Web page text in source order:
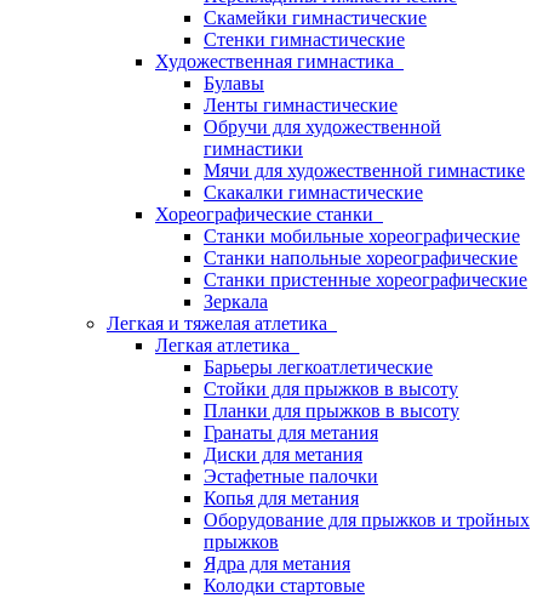
Скамейки гимнастические
Стенки гимнастические
Художественная гимнастика
Булавы
Ленты гимнастические
Обручи для художественной
гимнастики
Мячи для художественной гимнастике
Скакалки гимнастические
Хореографические станки
Станки мобильные хореографические
Станки напольные хореографические
Станки пристенные хореографические
Зеркала
Легкая и тяжелая атлетика
Легкая атлетика
Барьеры легкоатлетические
Стойки для прыжков в высоту
Планки для прыжков в высоту
Гранаты для метания
Диски для метания
Эстафетные палочки
Копья для метания
Оборудование для прыжков и тройных
прыжков
Ядра для метания
Колодки стартовые